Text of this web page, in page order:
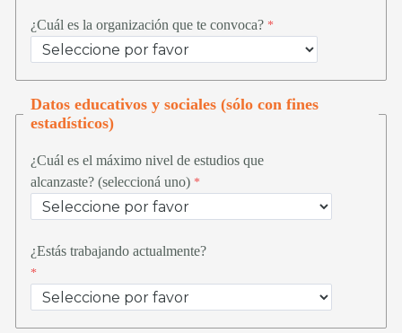
¿Cuál es la organización que te convoca?
Datos educativos y sociales (sólo con fines
estadísticos)
¿Cuál es el máximo nivel de estudios que
alcanzaste? (seleccioná uno)
¿Estás trabajando actualmente?